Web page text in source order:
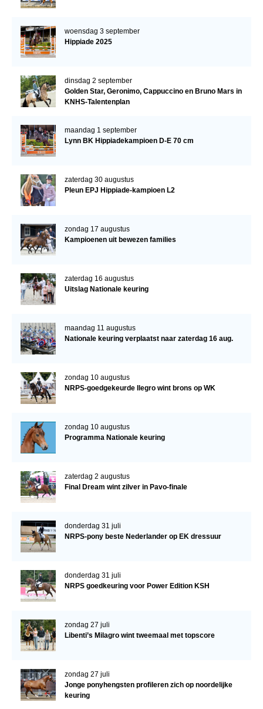
woensdag 3 september
Hippiade 2025
dinsdag 2 september
Golden Star, Geronimo, Cappuccino en Bruno Mars in
KNHS-Talentenplan
maandag 1 september
Lynn BK Hippiadekampioen D-E 70 cm
zaterdag 30 augustus
Pleun EPJ Hippiade-kampioen L2
zondag 17 augustus
Kampioenen uit bewezen families
zaterdag 16 augustus
Uitslag Nationale keuring
maandag 11 augustus
Nationale keuring verplaatst naar zaterdag 16 aug.
zondag 10 augustus
NRPS-goedgekeurde Ilegro wint brons op WK
zondag 10 augustus
Programma Nationale keuring
zaterdag 2 augustus
Final Dream wint zilver in Pavo-finale
donderdag 31 juli
NRPS-pony beste Nederlander op EK dressuur
donderdag 31 juli
NRPS goedkeuring voor Power Edition KSH
zondag 27 juli
Libenti’s Milagro wint tweemaal met topscore
zondag 27 juli
Jonge ponyhengsten profileren zich op noordelijke
keuring